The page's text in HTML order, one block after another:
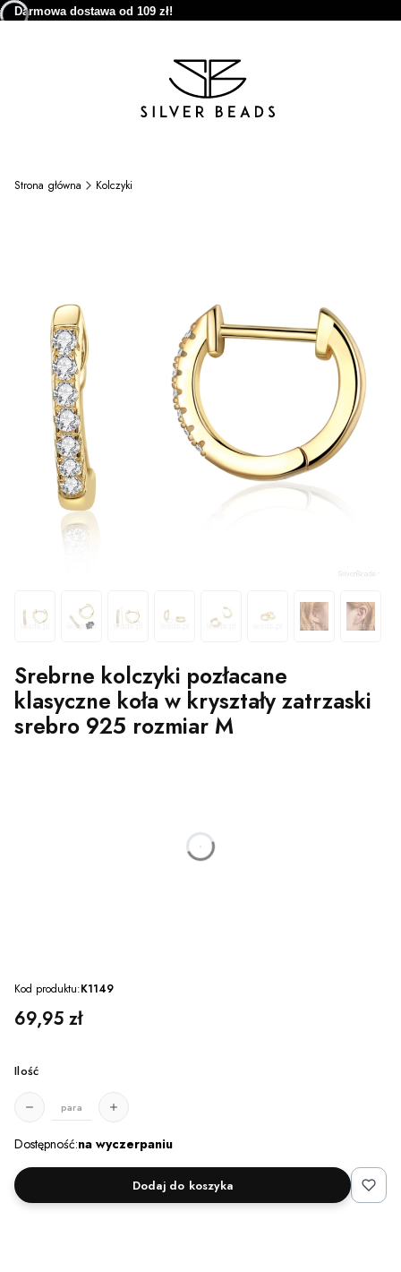
Darmowa dostawa od 109 zł!
Strona główna Kolczyki
Srebrne kolczyki pozłacane
klasyczne koła w kryształy zatrzaski
srebro 925 rozmiar M
godzin
Kod produktu:K1149
Cena
69,95 zł
Ilość
para
Dostępność:na wyczerpaniu
Dodaj do koszyka